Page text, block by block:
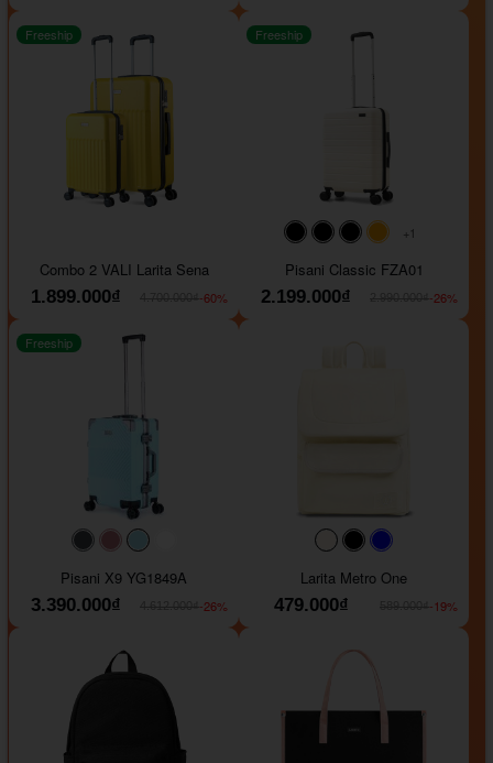
Freeship
Combo 2 VALI Larita Sena
1.899.000₫
-60%
#000000#000000#000000
+1
Freeship
Pisani Classic FZA01
2.199.000₫
-26%
#40454a#b76e79
Freeship
Pisani X9 YG1849A
3.390.000₫
-26%
#faf0e6#000000
Larita Metro One
479.000₫
-19%